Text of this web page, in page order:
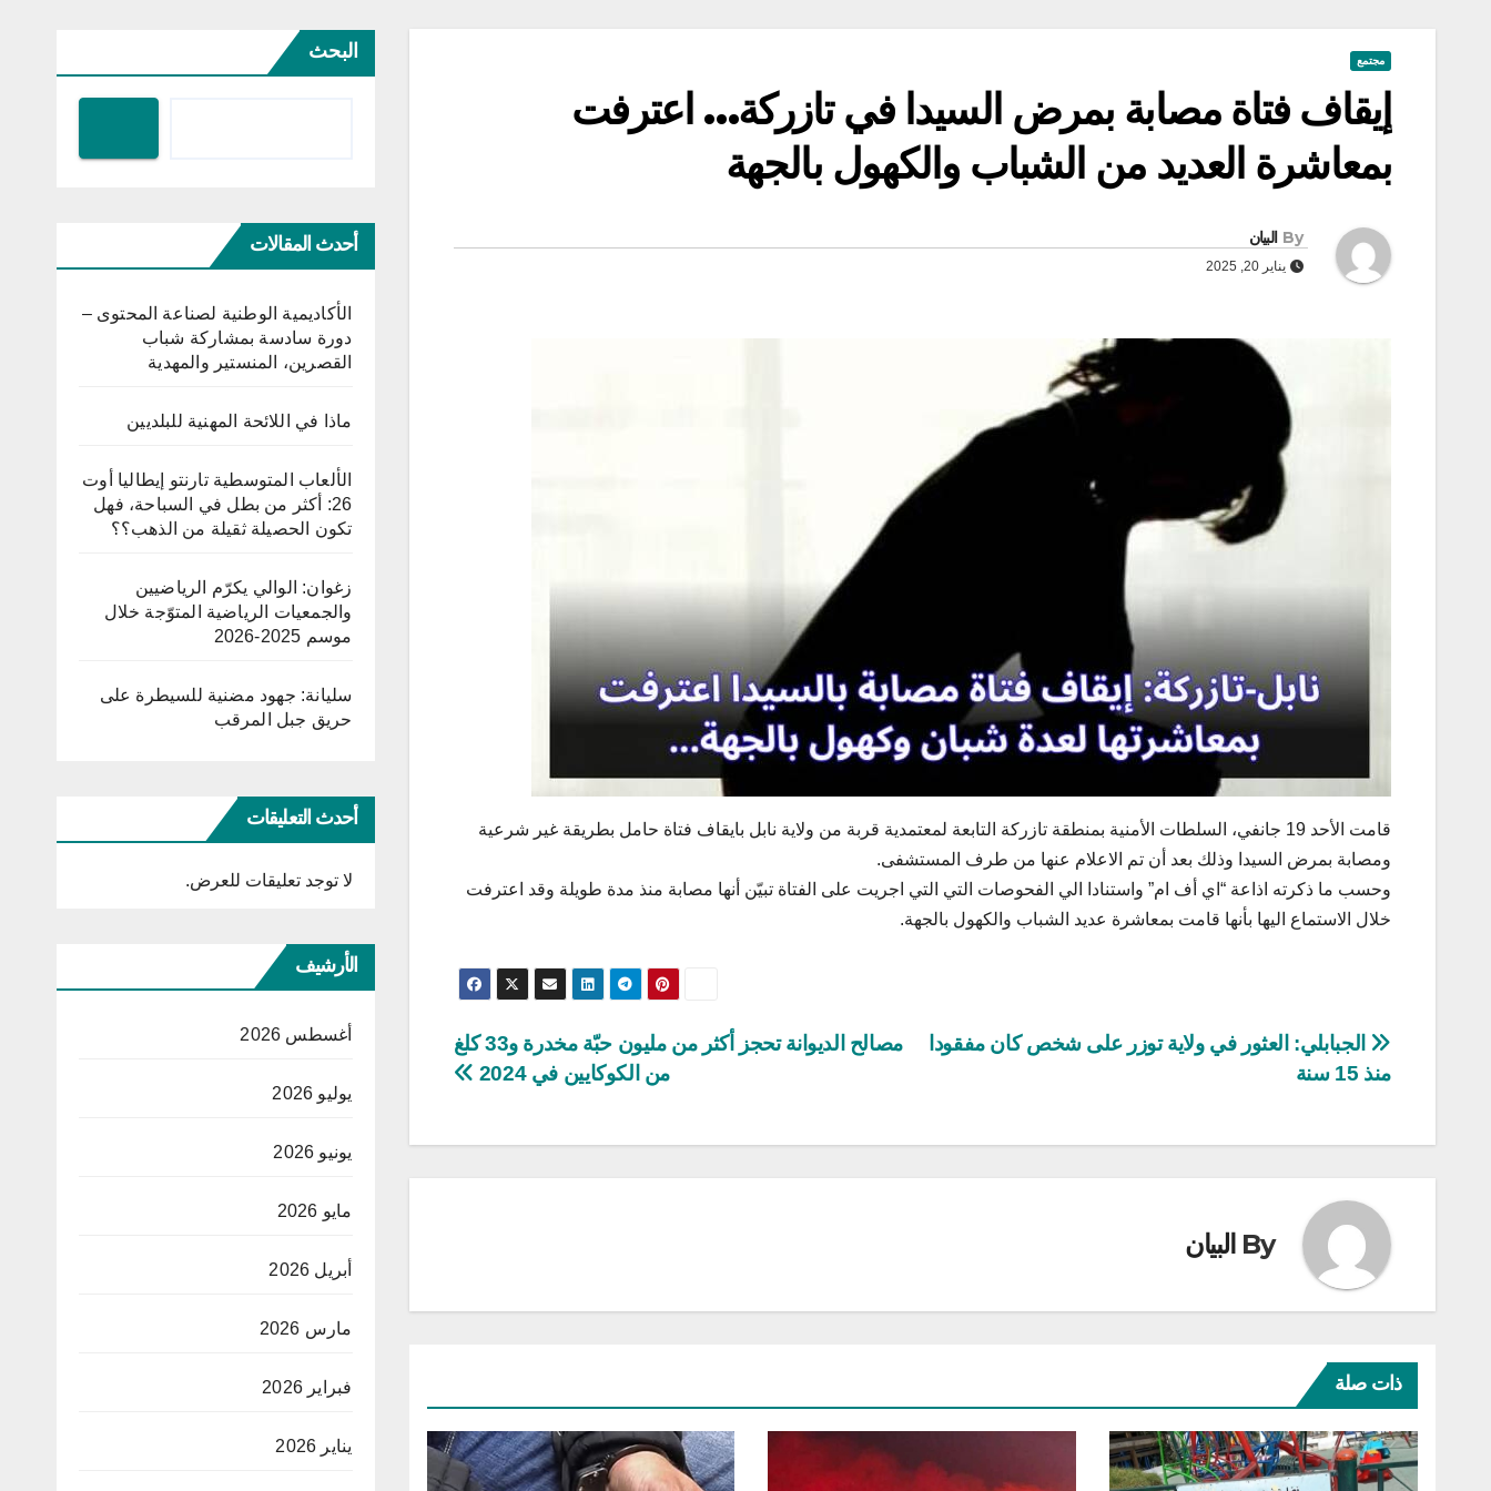
مجتمع
إيقاف فتاة مصابة بمرض السيدا في تازركة… اعترفت
بمعاشرة العديد من الشباب والكهول بالجهة
By البيان
يناير 20, 2025
قامت الأحد 19 جانفي، السلطات الأمنية بمنطقة تازركة التابعة لمعتمدية قربة من ولاية نابل بايقاف فتاة حامل بطريقة غير شرعية
ومصابة بمرض السيدا وذلك بعد أن تم الاعلام عنها من طرف المستشفى.
وحسب ما ذكرته اذاعة “اي أف ام” واستنادا الي الفحوصات التي التي اجريت على الفتاة تبيّن أنها مصابة منذ مدة طويلة وقد اعترفت
خلال الاستماع اليها بأنها قامت بمعاشرة عديد الشباب والكهول بالجهة.
تصفّح
المقالات
مصالح الديوانة تحجز أكثر من مليون حبّة مخدرة و33 كلغ
من الكوكايين في 2024
الجبابلي: العثور في ولاية توزر على شخص كان مفقودا
منذ 15 سنة
By البيان
ذات صلة
البحث
أحدث المقالات
الأكاديمية الوطنية لصناعة المحتوى –
دورة سادسة بمشاركة شباب
القصرين، المنستير والمهدية
ماذا في اللائحة المهنية للبلديين
الألعاب المتوسطية تارنتو إيطاليا أوت
26: أكثر من بطل في السباحة، فهل
تكون الحصيلة ثقيلة من الذهب؟؟
زغوان: الوالي يكرّم الرياضيين
والجمعيات الرياضية المتوّجة خلال
موسم 2025-2026
سليانة: جهود مضنية للسيطرة على
حريق جبل المرقب
أحدث التعليقات
لا توجد تعليقات للعرض.
الأرشيف
أغسطس 2026
يوليو 2026
يونيو 2026
مايو 2026
أبريل 2026
مارس 2026
فبراير 2026
يناير 2026